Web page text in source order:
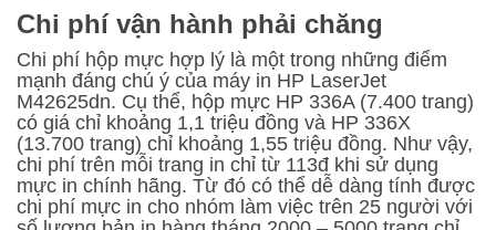
Chi phí vận hành phải chăng
Chi phí hộp mực hợp lý là một trong những điểm
mạnh đáng chú ý của máy in HP LaserJet
M42625dn. Cụ thể, hộp mực HP 336A (7.400 trang)
có giá chỉ khoảng 1,1 triệu đồng và HP 336X
(13.700 trang) chỉ khoảng 1,55 triệu đồng. Như vậy,
chi phí trên mỗi trang in chỉ từ 113đ khi sử dụng
mực in chính hãng. Từ đó có thể dễ dàng tính được
chi phí mực in cho nhóm làm việc trên 25 người với